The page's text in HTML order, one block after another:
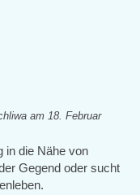
am 18. Februar
in die Nähe von
Gegend oder sucht